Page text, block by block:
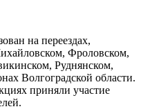
на переездах,
Фроловском,
Руднянском,
Волгоградской области.
приняли участие